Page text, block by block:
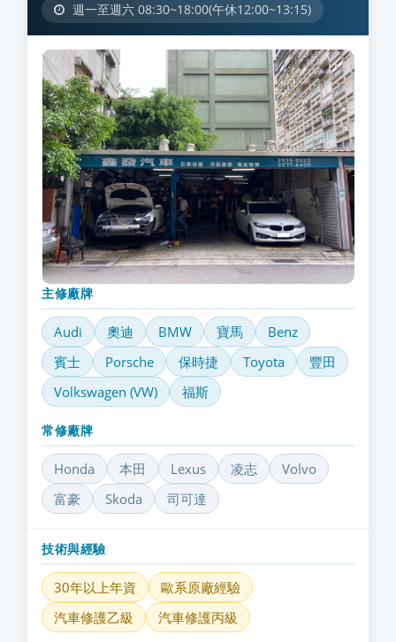
週一至週六 08:30~18:00(午休12:00~13:15)
主修廠牌
Audi 奧迪 BMW 寶馬
Benz
賓士
Porsche 保時捷 Toyota
豐田
Volkswagen (VW)
福斯
常修廠牌
Honda 本田 Lexus 凌志
Volvo
富豪
Skoda 司可達
技術與經驗
30年以上年資
歐系原廠經驗
汽車修護乙級
汽車修護丙級